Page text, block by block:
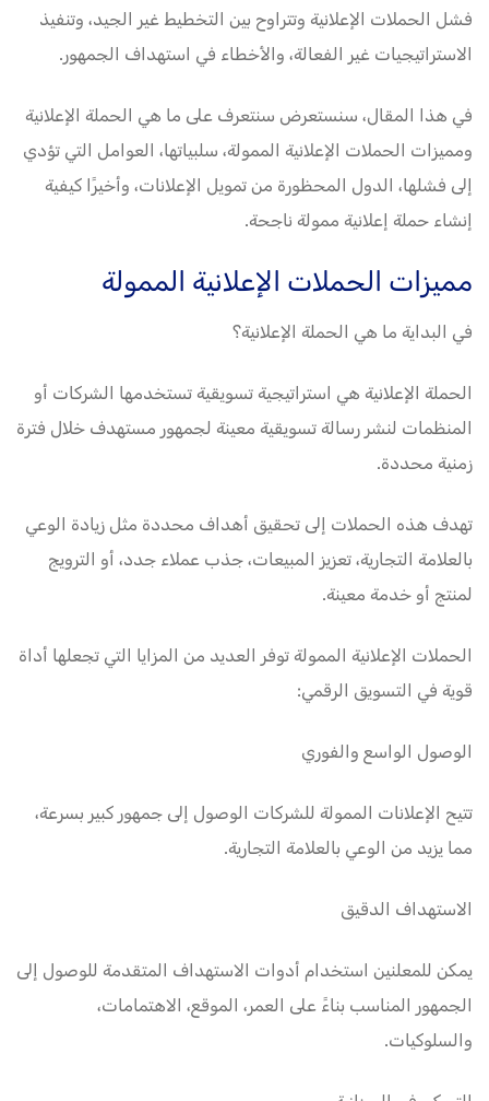
فشل الحملات الإعلانية وتتراوح بين التخطيط غير الجيد، وتنفيذ
الاستراتيجيات غير الفعالة، والأخطاء في استهداف الجمهور.
في هذا المقال، سنستعرض سنتعرف على ما هي الحملة الإعلانية
ومميزات الحملات الإعلانية الممولة، سلبياتها، العوامل التي تؤدي
إلى فشلها، الدول المحظورة من تمويل الإعلانات، وأخيرًا كيفية
إنشاء حملة إعلانية ممولة ناجحة.
مميزات الحملات الإعلانية الممولة
في البداية ما هي الحملة الإعلانية؟
الحملة الإعلانية هي استراتيجية تسويقية تستخدمها الشركات أو
المنظمات لنشر رسالة تسويقية معينة لجمهور مستهدف خلال فترة
زمنية محددة.
تهدف هذه الحملات إلى تحقيق أهداف محددة مثل زيادة الوعي
بالعلامة التجارية، تعزيز المبيعات، جذب عملاء جدد، أو الترويج
لمنتج أو خدمة معينة.
الحملات الإعلانية الممولة توفر العديد من المزايا التي تجعلها أداة
قوية في التسويق الرقمي:
الوصول الواسع والفوري
تتيح الإعلانات الممولة للشركات الوصول إلى جمهور كبير بسرعة،
مما يزيد من الوعي بالعلامة التجارية.
الاستهداف الدقيق
يمكن للمعلنين استخدام أدوات الاستهداف المتقدمة للوصول إلى
الجمهور المناسب بناءً على العمر، الموقع، الاهتمامات،
والسلوكيات.